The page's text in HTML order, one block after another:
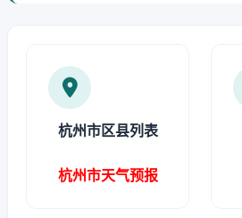
杭州市区县列表
杭州市天气预报